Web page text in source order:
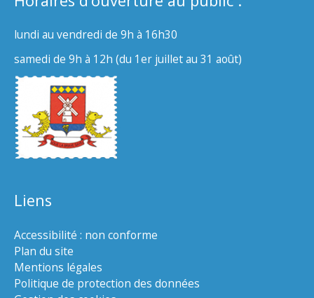
lundi au vendredi de 9h à 16h30
samedi de 9h à 12h (du 1er juillet au 31 août)
Liens
Accessibilité : non conforme
Plan du site
Mentions légales
Politique de protection des données